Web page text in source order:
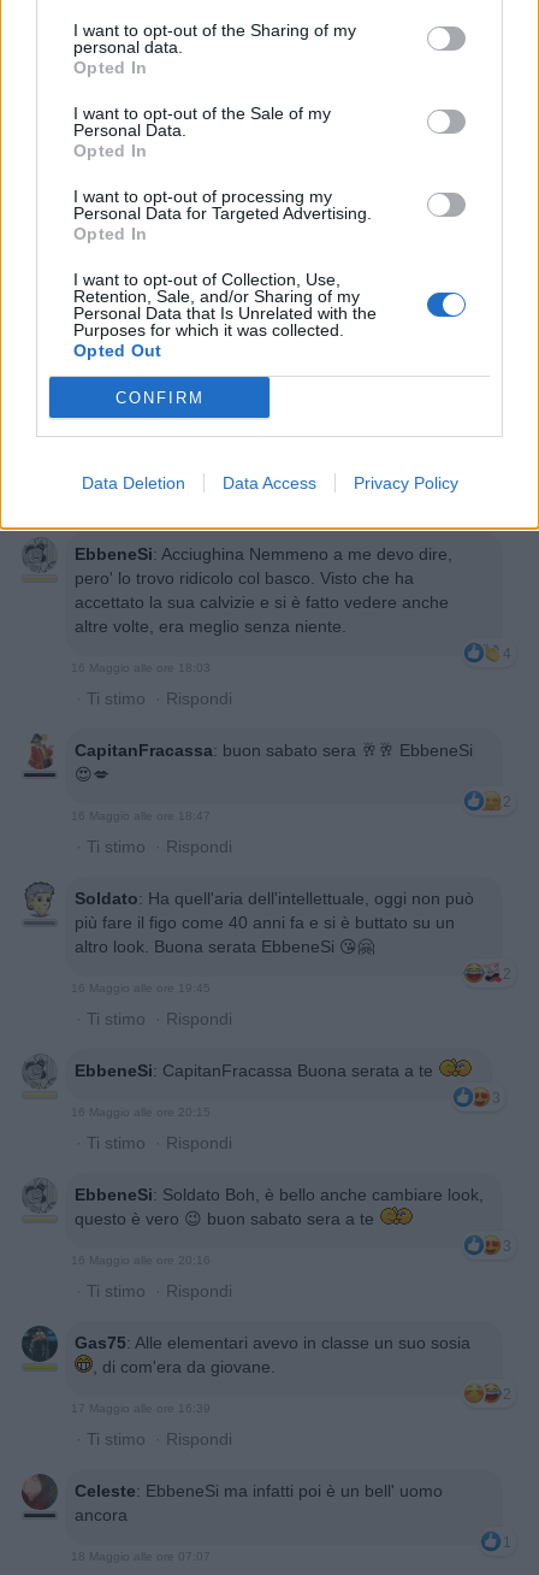
I want to opt-out of the Sharing of my
personal data.
Opted In
I want to opt-out of the Sale of my
Personal Data.
Opted In
I want to opt-out of processing my
Personal Data for Targeted Advertising.
Opted In
I want to opt-out of Collection, Use,
Retention, Sale, and/or Sharing of my
Personal Data that Is Unrelated with the
Purposes for which it was collected.
Opted Out
CONFIRM
Data Deletion Data Access Privacy Policy
jurassico50:non sembra neanche lui!! ciao amica
buona serata
16 Maggio alle ore 17:09
Acciughina Sinceramente non mi è mai piaciuto
16 Maggio alle ore 17:58
EbbeneSi: Acciughina Nemmeno a me devo dire,
pero' lo trovo ridicolo col basco. Visto che ha
accettato la sua calvizie e si è fatto vedere anche
altre volte, era meglio senza niente.
4
16 Maggio alle ore 18:03
· Ti stimo · Rispondi
CapitanFracassa: buon sabato sera 🥂🥂 EbbeneSi
😍💋
2
16 Maggio alle ore 18:47
· Ti stimo · Rispondi
Soldato: Ha quell'aria dell'intellettuale, oggi non può
più fare il figo come 40 anni fa e si è buttato su un
altro look. Buona serata EbbeneSi 😘🤗
2
16 Maggio alle ore 19:45
· Ti stimo · Rispondi
EbbeneSi: CapitanFracassa Buona serata a te
3
16 Maggio alle ore 20:15
· Ti stimo · Rispondi
EbbeneSi: Soldato Boh, è bello anche cambiare look,
questo è vero 😉 buon sabato sera a te
3
16 Maggio alle ore 20:16
· Ti stimo · Rispondi
Gas75: Alle elementari avevo in classe un suo sosia
, di com'era da giovane.
2
17 Maggio alle ore 16:39
· Ti stimo · Rispondi
Celeste: EbbeneSi ma infatti poi è un bell' uomo
ancora
1
18 Maggio alle ore 07:07